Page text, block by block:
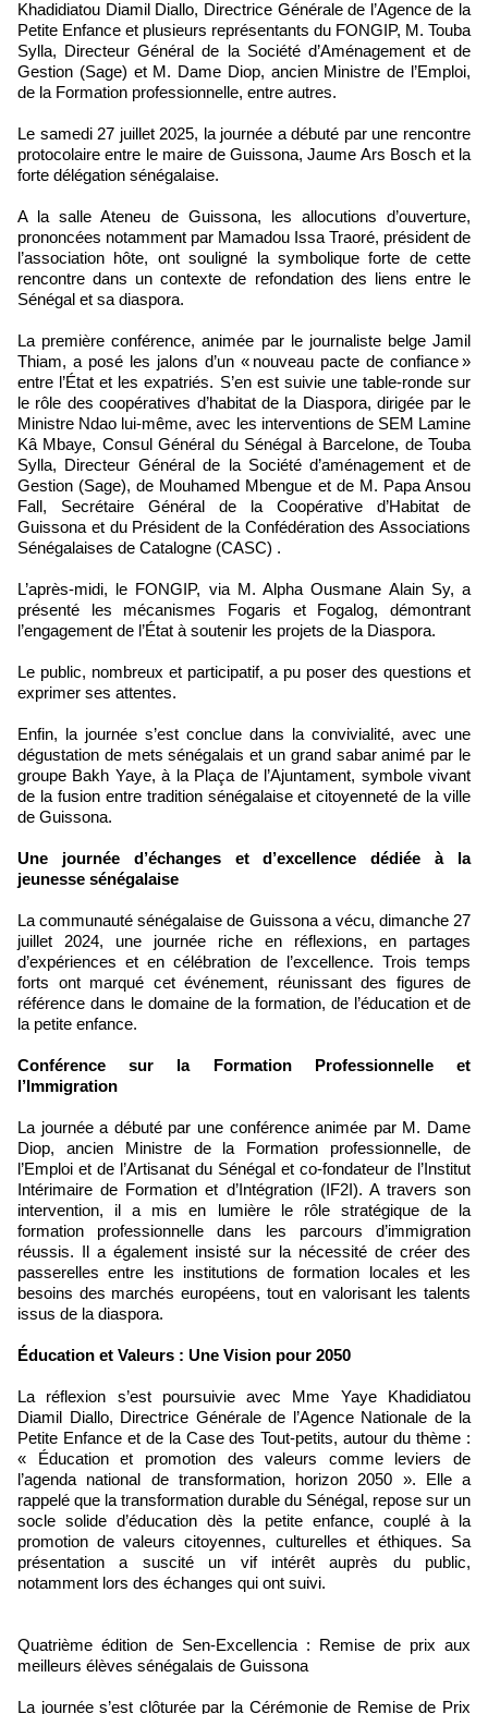
Khadidiatou Diamil Diallo, Directrice Générale de l’Agence de la
Petite Enfance et plusieurs représentants du FONGIP, M. Touba
Sylla, Directeur Général de la Société d’Aménagement et de
Gestion (Sage) et M. Dame Diop, ancien Ministre de l’Emploi,
de la Formation professionnelle, entre autres.
Le samedi 27 juillet 2025, la journée a débuté par une rencontre
protocolaire entre le maire de Guissona, Jaume Ars Bosch et la
forte délégation sénégalaise.
A la salle Ateneu de Guissona, les allocutions d’ouverture,
prononcées notamment par Mamadou Issa Traoré, président de
l’association hôte, ont souligné la symbolique forte de cette
rencontre dans un contexte de refondation des liens entre le
Sénégal et sa diaspora.
La première conférence, animée par le journaliste belge Jamil
Thiam, a posé les jalons d’un « nouveau pacte de confiance »
entre l’État et les expatriés. S’en est suivie une table-ronde sur
le rôle des coopératives d’habitat de la Diaspora, dirigée par le
Ministre Ndao lui-même, avec les interventions de SEM Lamine
Kâ Mbaye, Consul Général du Sénégal à Barcelone, de Touba
Sylla, Directeur Général de la Société d’aménagement et de
Gestion (Sage), de Mouhamed Mbengue et de M. Papa Ansou
Fall, Secrétaire Général de la Coopérative d’Habitat de
Guissona et du Président de la Confédération des Associations
Sénégalaises de Catalogne (CASC) .
L’après-midi, le FONGIP, via M. Alpha Ousmane Alain Sy, a
présenté les mécanismes Fogaris et Fogalog, démontrant
l’engagement de l’État à soutenir les projets de la Diaspora.
Le public, nombreux et participatif, a pu poser des questions et
exprimer ses attentes.
Enfin, la journée s’est conclue dans la convivialité, avec une
dégustation de mets sénégalais et un grand sabar animé par le
groupe Bakh Yaye, à la Plaça de l’Ajuntament, symbole vivant
de la fusion entre tradition sénégalaise et citoyenneté de la ville
de Guissona.
Une journée d’échanges et d’excellence dédiée à la
jeunesse sénégalaise
La communauté sénégalaise de Guissona a vécu, dimanche 27
juillet 2024, une journée riche en réflexions, en partages
d’expériences et en célébration de l’excellence. Trois temps
forts ont marqué cet événement, réunissant des figures de
référence dans le domaine de la formation, de l’éducation et de
la petite enfance.
Conférence sur la Formation Professionnelle et
l’Immigration
La journée a débuté par une conférence animée par M. Dame
Diop, ancien Ministre de la Formation professionnelle, de
l’Emploi et de l’Artisanat du Sénégal et co-fondateur de l’Institut
Intérimaire de Formation et d’Intégration (IF2I). A travers son
intervention, il a mis en lumière le rôle stratégique de la
formation professionnelle dans les parcours d’immigration
réussis. Il a également insisté sur la nécessité de créer des
passerelles entre les institutions de formation locales et les
besoins des marchés européens, tout en valorisant les talents
issus de la diaspora.
Éducation et Valeurs : Une Vision pour 2050
La réflexion s’est poursuivie avec Mme Yaye Khadidiatou
Diamil Diallo, Directrice Générale de l’Agence Nationale de la
Petite Enfance et de la Case des Tout-petits, autour du thème :
« Éducation et promotion des valeurs comme leviers de
l’agenda national de transformation, horizon 2050 ». Elle a
rappelé que la transformation durable du Sénégal, repose sur un
socle solide d’éducation dès la petite enfance, couplé à la
promotion de valeurs citoyennes, culturelles et éthiques. Sa
présentation a suscité un vif intérêt auprès du public,
notamment lors des échanges qui ont suivi.
Quatrième édition de Sen-Excellencia : Remise de prix aux
meilleurs élèves sénégalais de Guissona
La journée s’est clôturée par la Cérémonie de Remise de Prix